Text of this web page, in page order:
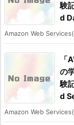
験
d
Amazon Web
「
の
験
d
Amazon Web